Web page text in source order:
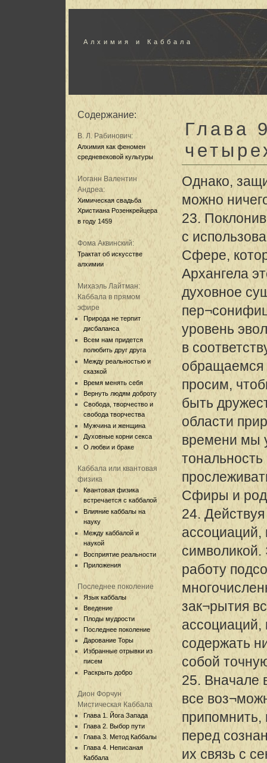
Алхимия и Каббала
Содержание:
В. Л. Рабинович:
Алхимия как феномен
средневековой культуры
Иоганн Валентин
Андреа:
Химическая свадьба
Христиана Розенкрейцера
в году 1459
Фома Аквинский:
Трактат об искусстве
алхимии
Михаэль Лайтман:
Каббала в прямом
эфире
Природа не терпит
дисбаланса
Всем нам придется
полюбить друг друга
Между реальностью и
сказкой
Время менять себя
Вернуть людям доброту
Свобода, творчество и
свобода творчества
Мужчина и женщина
Духовные корни секса
О любви и браке
Каббала или квантовая
физика
Квантовая физика
встречается с каббалой
Влияние каббалы на
науку
Между каббалой и
наукой
Восприятие реальности
Приложения
Последнее поколение
Язык каббалы
Введение
Плоды мудрости
Последнее поколение
Дарование Торы
Избранные отрывки из
писем
Раскрыть добро
Дион Форчун
Мистическая Каббала
Глава 1. Йога Запада
Глава 2. Выбор пути
Глава 3. Метод Каббалы
Глава 4. Неписаная
Каббала
Глава
Однако,
можно
23.
с
Сфере,
Архангела
духовное
уровень
в
обращаемся
просим,
быть
области
времени мы
Сфиры и
24.
символикой.
работу
зак¬рытия
содержать
собой
25. Вначале
все
припомнить,
перед
их связь с